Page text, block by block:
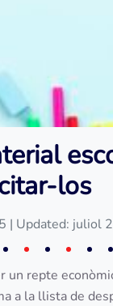
los
| Updated: juliol
un repte
a la llista de